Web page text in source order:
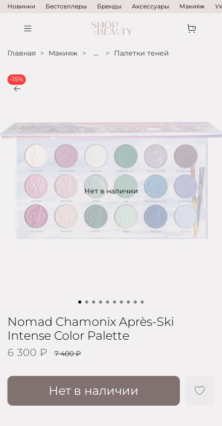
Новинки Бестселлеры Бренды Аксессуары Макияж
Главная Макияж ... Палетки теней
Нет в наличии
-15%
Nomad Chamonix Après-Ski
Intense Color Palette
6 300 ₽ 7 400 ₽
Нет в наличии